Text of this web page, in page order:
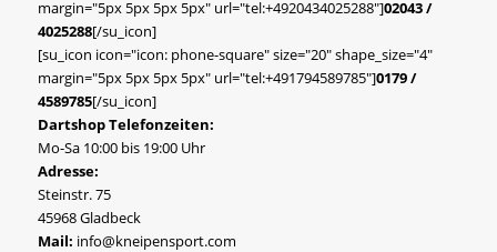
margin="5px 5px 5px 5px" url="tel:+4920434025288"]02043 /
4025288[/su_icon]
[su_icon icon="icon: phone-square" size="20" shape_size="4"
margin="5px 5px 5px 5px" url="tel:+491794589785"]0179 /
4589785[/su_icon]
Dartshop Telefonzeiten:
Mo-Sa 10:00 bis 19:00 Uhr
Adresse:
Steinstr. 75
45968 Gladbeck
Mail: info@kneipensport.com